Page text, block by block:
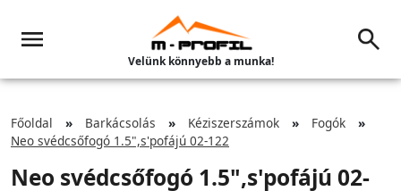
Velünk könnyebb a munka!
Főoldal Barkácsolás Kéziszerszámok
Fogók
Neo svédcsőfogó 1.5",s'pofájú 02-122
Neo svédcsőfogó 1.5",s'pofájú 02-